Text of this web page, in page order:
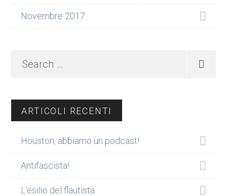
Novembre 2017
ARTICOLI RECENTI
Houston, abbiamo un podcast!
Antifascista!
L’esilio del flautista